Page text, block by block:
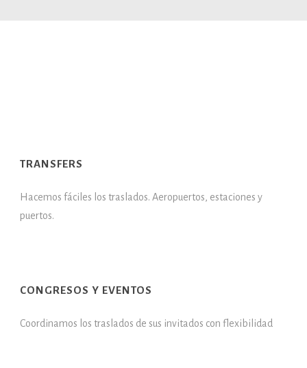
TRANSFERS
Hacemos fáciles los traslados. Aeropuertos, estaciones y
puertos.
CONGRESOS Y EVENTOS
Coordinamos los traslados de sus invitados con flexibilidad